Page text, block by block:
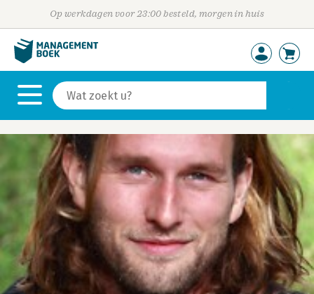
Op werkdagen voor 23:00 besteld, morgen in huis